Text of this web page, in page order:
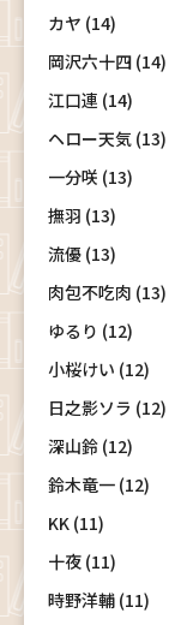
カヤ (14)
岡沢六十四 (14)
江口連 (14)
ヘロー天気 (13)
一分咲 (13)
撫羽 (13)
流優 (13)
肉包不吃肉 (13)
ゆるり (12)
小桜けい (12)
日之影ソラ (12)
深山鈴 (12)
鈴木竜一 (12)
KK (11)
十夜 (11)
時野洋輔 (11)